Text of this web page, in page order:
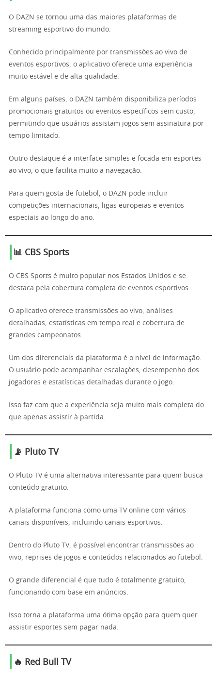
O DAZN se tornou uma das maiores plataformas de
streaming esportivo do mundo.
Conhecido principalmente por transmissões ao vivo de
eventos esportivos, o aplicativo oferece uma experiência
muito estável e de alta qualidade.
Em alguns países, o DAZN também disponibiliza períodos
promocionais gratuitos ou eventos específicos sem custo,
permitindo que usuários assistam jogos sem assinatura por
tempo limitado.
Outro destaque é a interface simples e focada em esportes
ao vivo, o que facilita muito a navegação.
Para quem gosta de futebol, o DAZN pode incluir
competições internacionais, ligas europeias e eventos
especiais ao longo do ano.
📊 CBS Sports
O CBS Sports é muito popular nos Estados Unidos e se
destaca pela cobertura completa de eventos esportivos.
O aplicativo oferece transmissões ao vivo, análises
detalhadas, estatísticas em tempo real e cobertura de
grandes campeonatos.
Um dos diferenciais da plataforma é o nível de informação.
O usuário pode acompanhar escalações, desempenho dos
jogadores e estatísticas detalhadas durante o jogo.
Isso faz com que a experiência seja muito mais completa do
que apenas assistir à partida.
📡 Pluto TV
O Pluto TV é uma alternativa interessante para quem busca
conteúdo gratuito.
A plataforma funciona como uma TV online com vários
canais disponíveis, incluindo canais esportivos.
Dentro do Pluto TV, é possível encontrar transmissões ao
vivo, reprises de jogos e conteúdos relacionados ao futebol.
O grande diferencial é que tudo é totalmente gratuito,
funcionando com base em anúncios.
Isso torna a plataforma uma ótima opção para quem quer
assistir esportes sem pagar nada.
🔥 Red Bull TV